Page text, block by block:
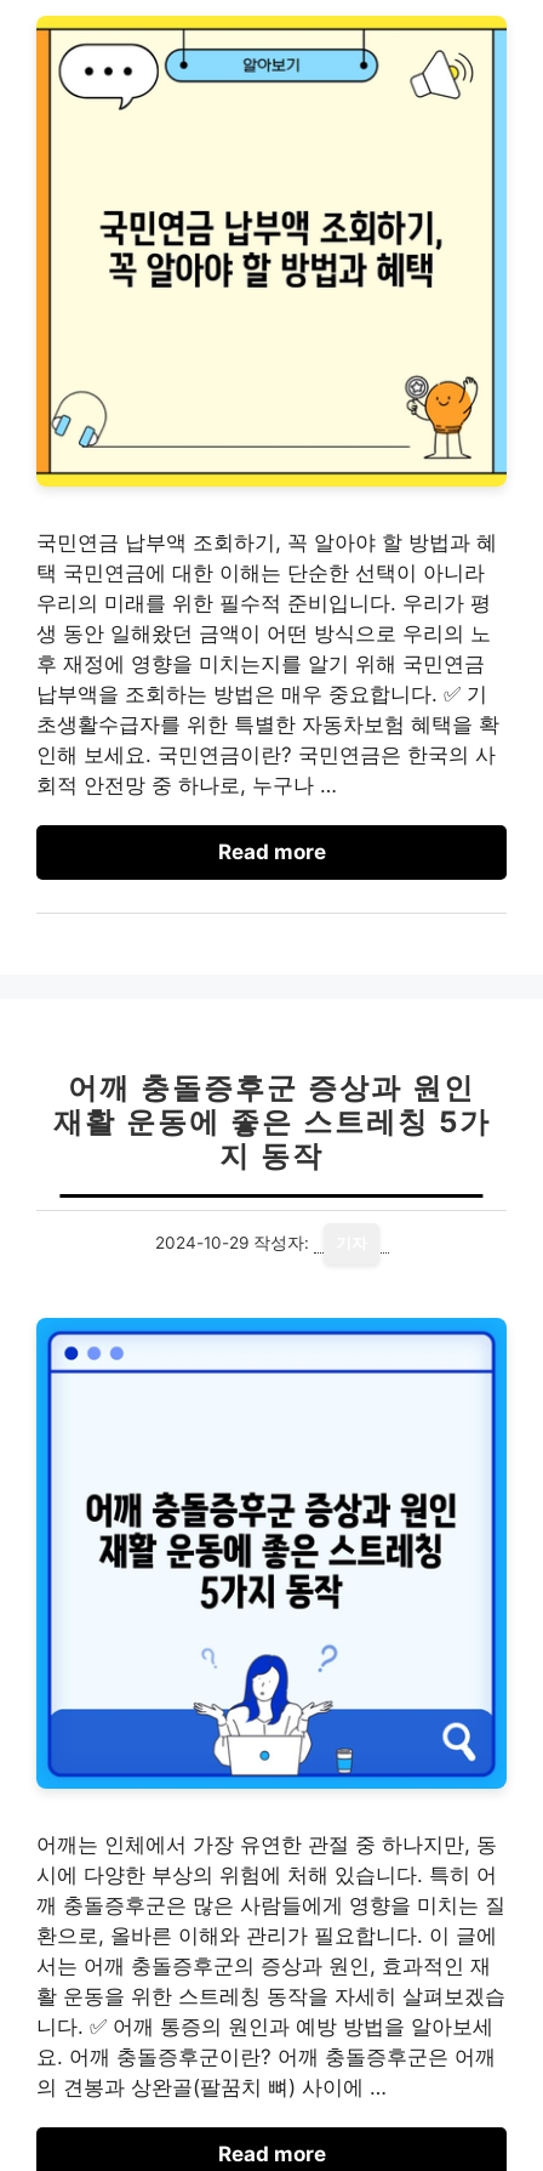
국민연금 납부액 조회하기, 꼭 알아야 할 방법과 혜
택 국민연금에 대한 이해는 단순한 선택이 아니라
우리의 미래를 위한 필수적 준비입니다. 우리가 평
생 동안 일해왔던 금액이 어떤 방식으로 우리의 노
후 재정에 영향을 미치는지를 알기 위해 국민연금
납부액을 조회하는 방법은 매우 중요합니다. ✅ 기
초생활수급자를 위한 특별한 자동차보험 혜택을 확
인해 보세요. 국민연금이란? 국민연금은 한국의 사
회적 안전망 중 하나로, 누구나 …
Read more
어깨 충돌증후군 증상과 원인
재활 운동에 좋은 스트레칭 5가
지 동작
2024-10-29 작성자:
어깨는 인체에서 가장 유연한 관절 중 하나지만, 동
시에 다양한 부상의 위험에 처해 있습니다. 특히 어
깨 충돌증후군은 많은 사람들에게 영향을 미치는 질
환으로, 올바른 이해와 관리가 필요합니다. 이 글에
서는 어깨 충돌증후군의 증상과 원인, 효과적인 재
활 운동을 위한 스트레칭 동작을 자세히 살펴보겠습
니다. ✅ 어깨 통증의 원인과 예방 방법을 알아보세
요. 어깨 충돌증후군이란? 어깨 충돌증후군은 어깨
의 견봉과 상완골(팔꿈치 뼈) 사이에 …
Read more